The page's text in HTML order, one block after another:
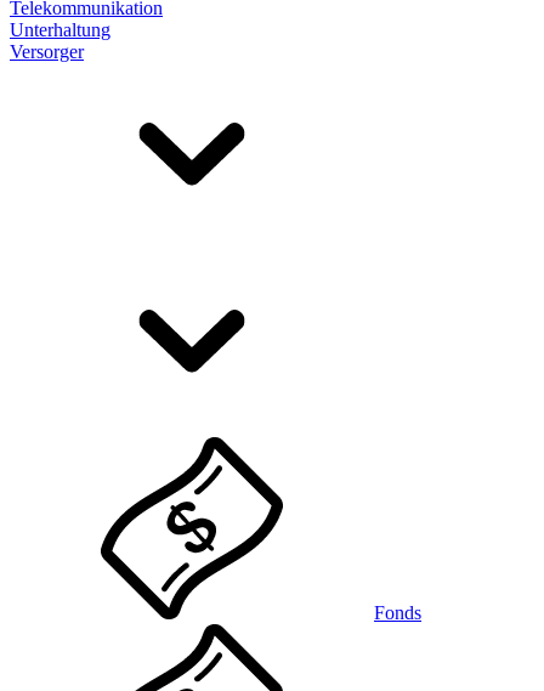
Telekommunikation
Unterhaltung
Versorger
Fonds